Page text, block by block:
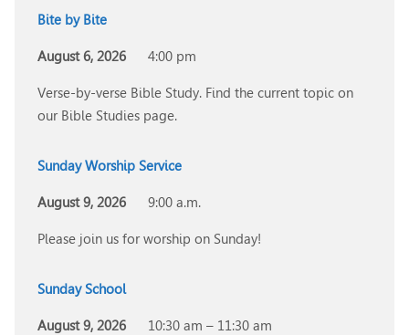
Bite by Bite
August 6, 2026 4:00 pm
Verse-by-verse Bible Study. Find the current topic on
our Bible Studies page.
Sunday Worship Service
August 9, 2026 9:00 a.m.
Please join us for worship on Sunday!
Sunday School
August 9, 2026 10:30 am – 11:30 am